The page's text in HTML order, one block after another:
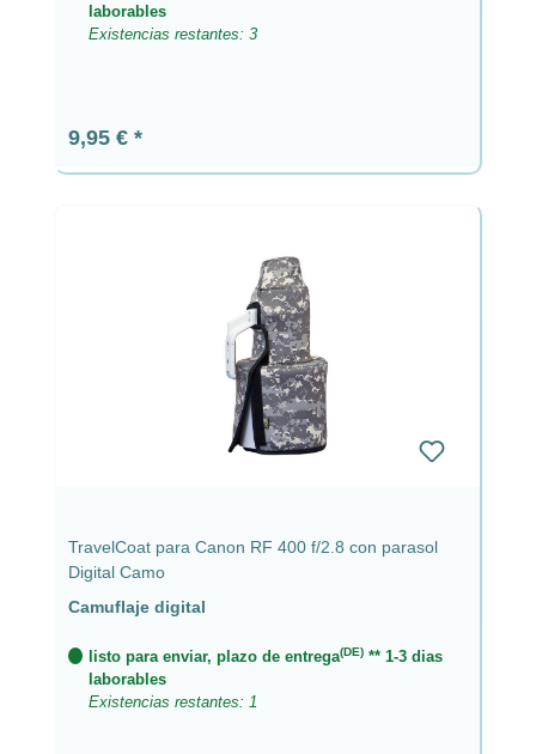
laborables
Existencias restantes: 3
Precio normal:
9,95 €
TravelCoat para Canon RF 400 f/2.8 con parasol
Digital Camo
Camuflaje digital
listo para enviar, plazo de entrega(DE) ** 1-3 dias
laborables
Existencias restantes: 1